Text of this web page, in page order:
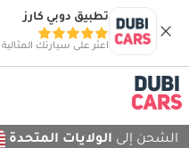
تطبيق دوبي كارز
اعثر على سيارتك
الشحن إلى الولايات المتحدة